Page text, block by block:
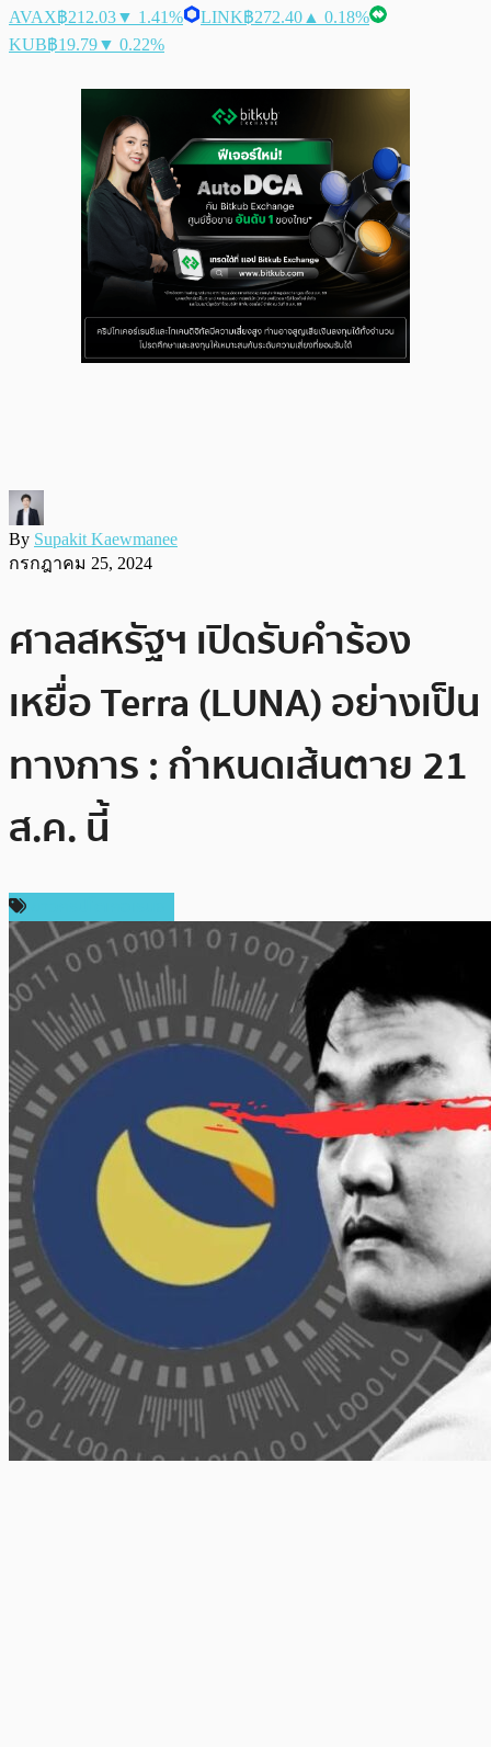
AVAX฿212.03▼ 1.41% LINK฿272.40 ▲ 0.18%
KUB฿19.79▼ 0.22%
By Supakit Kaewmanee
กรกฎาคม 25, 2024
ศาลสหรัฐฯ เปิดรับคำร้อง
เหยื่อ Terra (LUNA) อย่างเป็น
ทางการ : กำหนดเส้นตาย 21
ส.ค. นี้